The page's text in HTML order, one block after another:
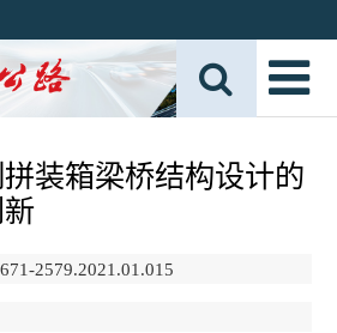
装箱梁桥结构设计的
2579.2021.01.015